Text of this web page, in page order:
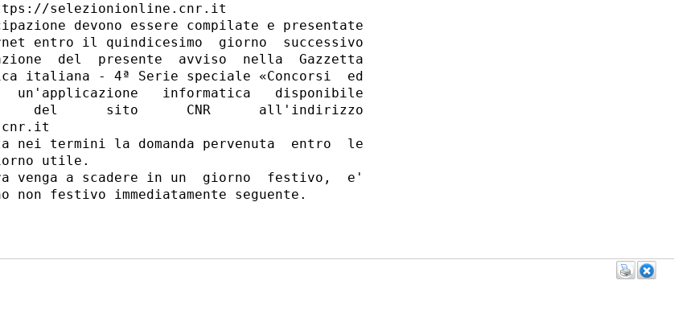
selezionionline.cnr.it
devono essere compilate e presentate
entro il quindicesimo  giorno  successivo
del  presente  avviso  nella  Gazzetta
italiana - 4ª Serie speciale «Concorsi  ed
un'applicazione   informatica   disponibile
del      sito      CNR      all'indirizzo
nei termini la domanda pervenuta  entro  le
utile.
venga a scadere in un  giorno  festivo,  e'
non festivo immediatamente seguente.